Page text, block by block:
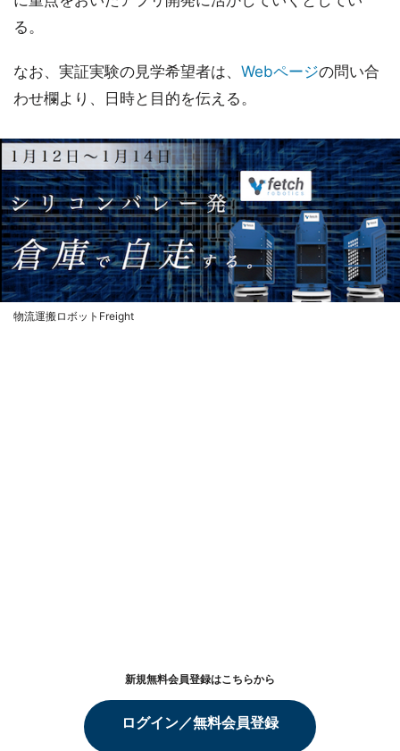
る。
なお、実証実験の見学希望者は、 Webページの問い合
わせ欄より、日時と目的を伝える。
物流運搬ロボットFreight
新規無料会員登録はこちらから
ログイン／無料会員登録